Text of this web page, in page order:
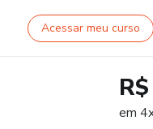
Acessar meu curso
em